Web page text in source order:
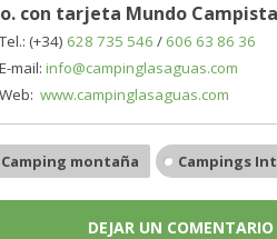
con tarjeta Mundo
Tel.: (+34) 628 735 546 / 606 63 86 36
E-mail:info@campinglasaguas.com
Web:www.campinglasaguas.com
Camping montaña Campings
DEJAR UN COMENTARIO